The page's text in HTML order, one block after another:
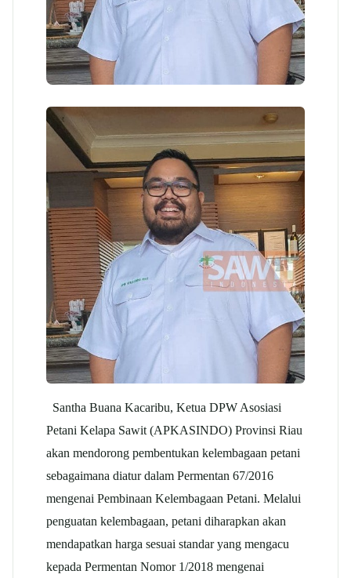
Santha Buana Kacaribu, Ketua DPW Asosiasi
Petani Kelapa Sawit (APKASINDO) Provinsi Riau
akan mendorong pembentukan kelembagaan petani
sebagaimana diatur dalam Permentan 67/2016
mengenai Pembinaan Kelembagaan Petani. Melalui
penguatan kelembagaan, petani diharapkan akan
mendapatkan harga sesuai standar yang mengacu
kepada Permentan Nomor 1/2018 mengenai